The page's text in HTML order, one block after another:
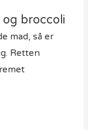
og broccoli
mad, så er
Retten